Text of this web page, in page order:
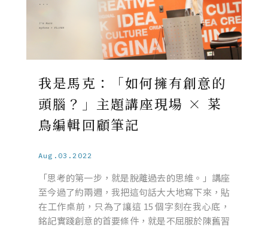
我是馬克：「如何擁有創意的
頭腦？」主題講座現場 × 菜
鳥編輯回顧筆記
Aug.03.2022
「思考的第一步，就是脫離過去的思維。」講座
至今過了約兩週，我把這句話大大地寫下來，貼
在工作桌前，只為了讓這 15 個字刻在我心底，
銘記實踐創意的首要條件，就是不屈服於陳舊習